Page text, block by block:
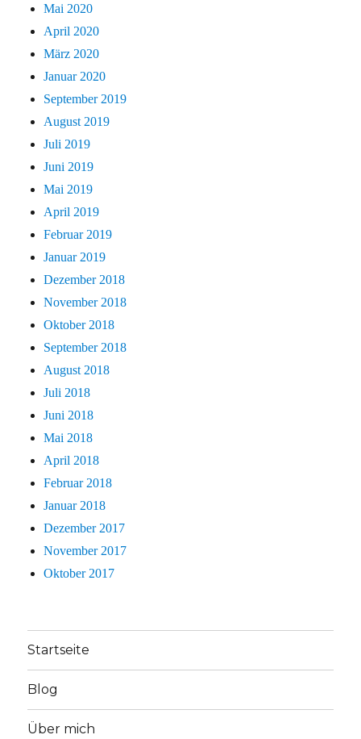
Mai 2020
April 2020
März 2020
Januar 2020
September 2019
August 2019
Juli 2019
Juni 2019
Mai 2019
April 2019
Februar 2019
Januar 2019
Dezember 2018
November 2018
Oktober 2018
September 2018
August 2018
Juli 2018
Juni 2018
Mai 2018
April 2018
Februar 2018
Januar 2018
Dezember 2017
November 2017
Oktober 2017
Startseite
Blog
Über mich